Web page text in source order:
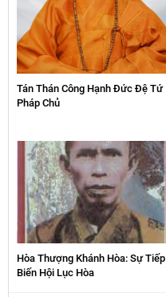
Tán Thán Công Hạnh Đức Đệ Tứ
Pháp Chủ
Hòa Thượng Khánh Hòa: Sự Tiếp
Biến Hội Lục Hòa